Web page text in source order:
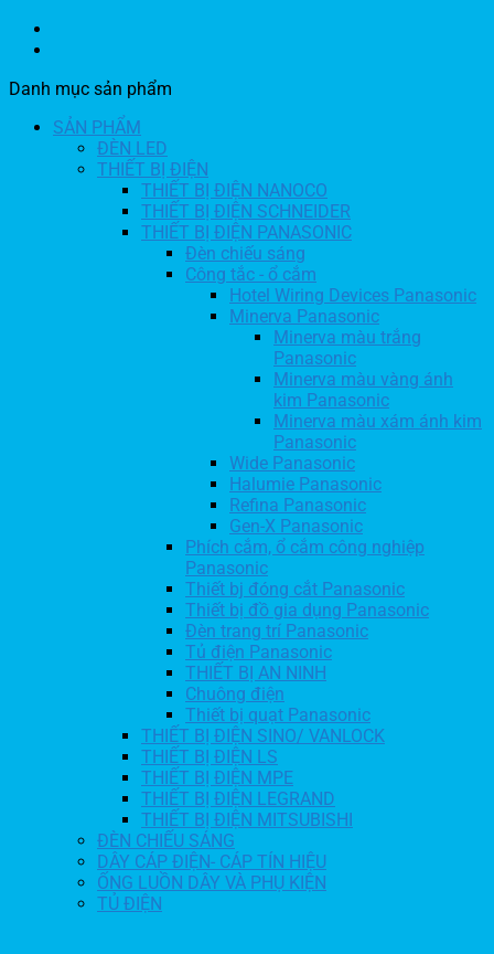
Danh mục sản phẩm
SẢN PHẨM
ĐÈN LED
THIẾT BỊ ĐIỆN
THIẾT BỊ ĐIỆN NANOCO
THIẾT BỊ ĐIỆN SCHNEIDER
THIẾT BỊ ĐIỆN PANASONIC
Đèn chiếu sáng
Công tắc - ổ cắm
Hotel Wiring Devices Panasonic
Minerva Panasonic
Minerva màu trắng
Panasonic
Minerva màu vàng ánh
kim Panasonic
Minerva màu xám ánh kim
Panasonic
Wide Panasonic
Halumie Panasonic
Refina Panasonic
Gen-X Panasonic
Phích cắm, ổ cắm công nghiệp
Panasonic
Thiết bj đóng cắt Panasonic
Thiết bị đồ gia dụng Panasonic
Đèn trang trí Panasonic
Tủ điện Panasonic
THIẾT BỊ AN NINH
Chuông điện
Thiết bị quạt Panasonic
THIẾT BỊ ĐIỆN SINO/ VANLOCK
THIẾT BỊ ĐIỆN LS
THIẾT BỊ ĐIỆN MPE
THIẾT BỊ ĐIỆN LEGRAND
THIẾT BỊ ĐIỆN MITSUBISHI
ĐÈN CHIẾU SÁNG
DÂY CÁP ĐIỆN- CÁP TÍN HIỆU
ỐNG LUỒN DÂY VÀ PHỤ KIỆN
TỦ ĐIỆN